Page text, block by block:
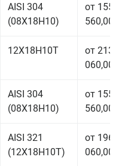
AISI 304
(08Х18Н10)
от 155
560,00
12Х18Н10Т
от 213
060,00
AISI 304
(08Х18Н10)
от 155
560,00
AISI 321
(12Х18Н10Т)
от 196
060,00